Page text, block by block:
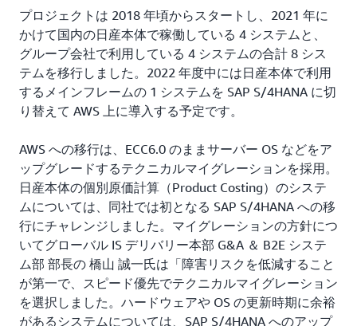
プロジェクトは 2018 年頃からスタートし、2021 年に
かけて国内の日産本体で稼働している 4 システムと、
グループ会社で利用している 4 システムの合計 8 シス
テムを移行しました。2022 年度中には日産本体で利用
するメインフレームの 1 システムを SAP S/4HANA に切
り替えて AWS 上に導入する予定です。
AWS への移行は、ECC6.0 のままサーバー OS などをア
ップグレードするテクニカルマイグレーションを採用。
日産本体の個別原価計算（Product Costing）のシステ
ムについては、同社では初となる SAP S/4HANA への移
行にチャレンジしました。マイグレーションの方針につ
いてグローバル IS デリバリー本部 G&A ＆ B2E システ
ム部 部長の 橋山 誠一氏は「障害リスクを低減すること
が第一で、スピード優先でテクニカルマイグレーション
を選択しました。ハードウェアや OS の更新時期に余裕
があるシステムについては、SAP S/4HANA へのアップ